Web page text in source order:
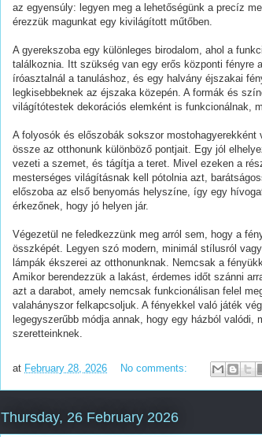
az egyensúly: legyen meg a lehetőségünk a precíz
érezzük magunkat egy kivilágított műtőben.
A gyerekszoba egy különleges birodalom, ahol a
találkoznia. Itt szükség van egy erős központi fényre
íróasztalnál a tanuláshoz, és egy halvány éjszakai
legkisebbeknek az éjszaka közepén. A formák és
világítótestek dekorációs elemként is funkcionálnak,
A folyosók és előszobák sokszor
össze az otthonunk különböző pontjait. Egy jól
vezeti a szemet, és tágítja a teret. Mivel ezeken a
mesterséges világításnak kell pótolnia azt,
előszoba az első benyomás helyszíne, így egy
érkezőnek, hogy jó helyen jár.
Végezetül ne feledkezzünk meg arról sem, hogy a
összképét. Legyen szó modern, minimál stílusról
lámpák ékszerei az otthonunknak. Nemcsak a
Amikor berendezzük a lakást, érdemes időt szánni
azt a darabot, amely nemcsak funkcionálisan felel
valahányszor felkapcsoljuk. A fényekkel való játék
legegyszerűbb módja annak, hogy egy házból valódi,
szeretteinknek.
at February 28, 2026 No comments:
Thursday, 26 February 2026